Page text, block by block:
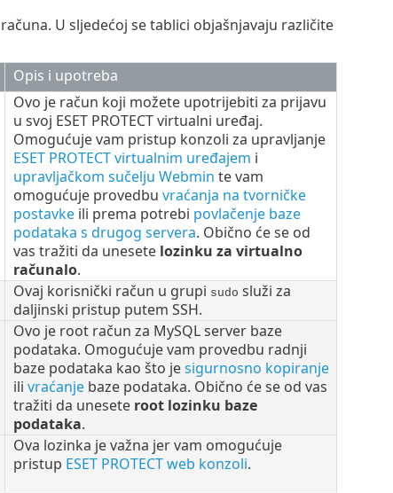
U sljedećoj se tablici objašnjavaju različite
Opis i upotreba
Ovo je račun koji možete upotrijebiti za prijavu
u svoj ESET PROTECT virtualni uređaj.
Omogućuje vam pristup konzoli za upravljanje
ESET PROTECT virtualnim uređajem i
upravljačkom sučelju Webmin te vam
omogućuje provedbu vraćanja na tvorničke
postavkeili prema potrebi povlačenje baze
podataka s drugog servera. Obično će se od
vas tražiti da unesete lozinku za virtualno
računalo.
Ovaj korisnički račun u grupi sudo služi za
daljinski pristup putem SSH.
Ovo je root račun za MySQL server baze
podataka. Omogućuje vam provedbu radnji
baze podataka kao što jesigurnosno kopiranje
ili vraćanjebaze podataka. Obično će se od vas
tražiti da unesete root lozinku baze
podataka.
Ova lozinka je važna jer vam omogućuje
pristup ESET PROTECT web konzoli.